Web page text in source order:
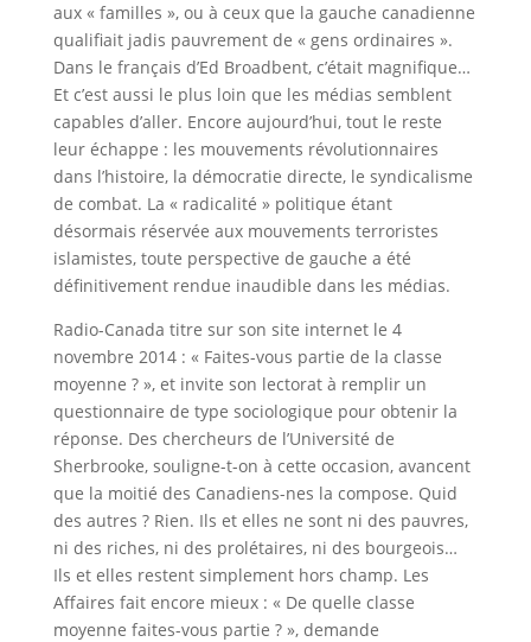
aux « familles », ou à ceux que la gauche canadienne
qualifiait jadis pauvrement de « gens ordinaires ».
Dans le français d’Ed Broadbent, c’était magnifique…
Et c’est aussi le plus loin que les médias semblent
capables d’aller. Encore aujourd’hui, tout le reste
leur échappe : les mouvements révolutionnaires
dans l’histoire, la démocratie directe, le syndicalisme
de combat. La « radicalité » politique étant
désormais réservée aux mouvements terroristes
islamistes, toute perspective de gauche a été
définitivement rendue inaudible dans les médias.
Radio-Canada titre sur son site internet le 4
novembre 2014 : « Faites-vous partie de la classe
moyenne ? », et invite son lectorat à remplir un
questionnaire de type sociologique pour obtenir la
réponse. Des chercheurs de l’Université de
Sherbrooke, souligne-t-on à cette occasion, avancent
que la moitié des Canadiens-nes la compose. Quid
des autres ? Rien. Ils et elles ne sont ni des pauvres,
ni des riches, ni des prolétaires, ni des bourgeois…
Ils et elles restent simplement hors champ. Les
Affaires fait encore mieux : « De quelle classe
moyenne faites-vous partie ? », demande